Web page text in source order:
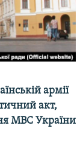
армії
акт,
МВС України